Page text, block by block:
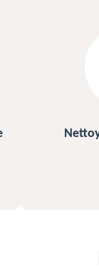
Peinture